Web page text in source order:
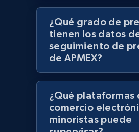
Lazada - Products - Discover
keyword
URL, Title, Rating, Reviews, Initial
price, Currency, Stock, and more.
¿Qué grado de
tienen los datos
seguimiento de
de APMEX?
¿Qué plataformas
comercio
minoristas puede